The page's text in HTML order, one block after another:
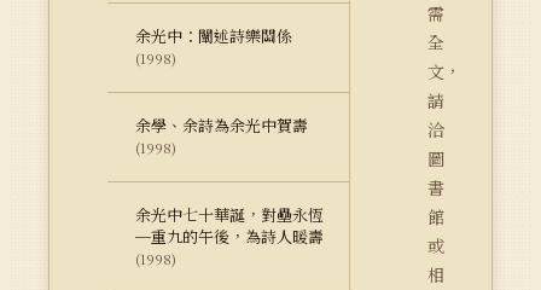
余光中：闡述詩樂關係
(1998)
余學、余詩為余光中賀壽
(1998)
余光中七十華誕，對壘永恆
─重九的午後，為詩人暖壽
(1998)
需
全
文，
請
洽
圖
書
館
或
相